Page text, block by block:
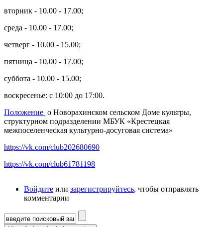
вторник - 10.00 - 17.00;
среда - 10.00 - 17.00;
четверг - 10.00 - 15.00;
пятница - 10.00 - 17.00;
суббота - 10.00 - 15.00;
воскресенье: с 10:00 до 17:00.
Положение о Новорахинском сельском Доме культры,
структурном подразделении МБУК «Крестецкая
межпоселенческая культурно-досуговая система»
https://vk.com/club202680690
https://vk.com/club61781198
Войдите или зарегистрируйтесь, чтобы отправлять
комментарии